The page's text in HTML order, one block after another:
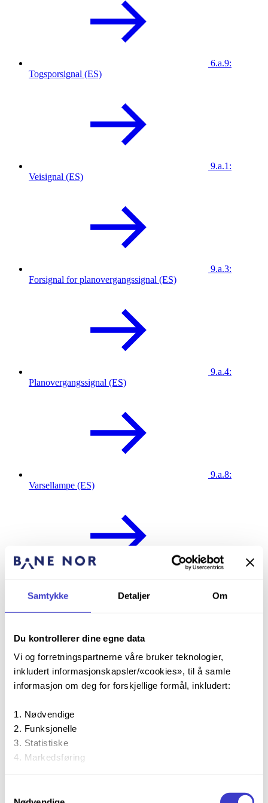
Samtykke Detaljer Om
Du kontrollerer dine egne data
Vi og forretningspartnerne våre bruker teknologier,
inkludert informasjonskapsler/«cookies», til å samle
informasjon om deg for forskjellige formål, inkludert:
Nødvendige
Funksjonelle
Statistiske
Markedsføring
formålene. Du kan også velge formålet du vil samtykke til
6.a.9:
Togsporsignal (ES)
9.a.1:
Veisignal (ES)
9.a.3:
Forsignal for planovergangssignal (ES)
9.a.4:
Planovergangssignal (ES)
9.a.8:
Varsellampe (ES)
BUES 2000
Planovergangssignal, utstyrsspesifikk rutine - SIG